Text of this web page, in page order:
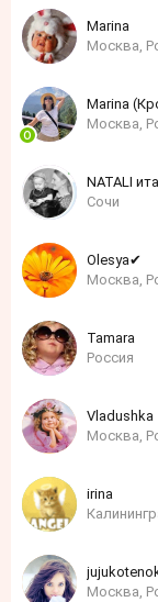
Marina
Москва,
Marina
Москва,
Сочи
Olеsyа✔
Москва,
Tamara
Россия
Vladushka
Москва,
irina
Москва,